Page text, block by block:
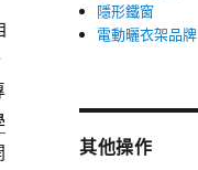
隱形鐵窗
電動曬衣架品牌
其他操作